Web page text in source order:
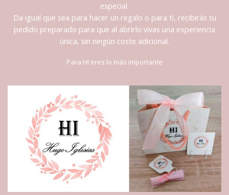
especial.
Da igual que sea para hacer un regalo o para tí, recibirás tu
pedido preparado para que al abrirlo vivas una experiencia
única, sin ningún coste adicional.
Para HI eres lo más importante